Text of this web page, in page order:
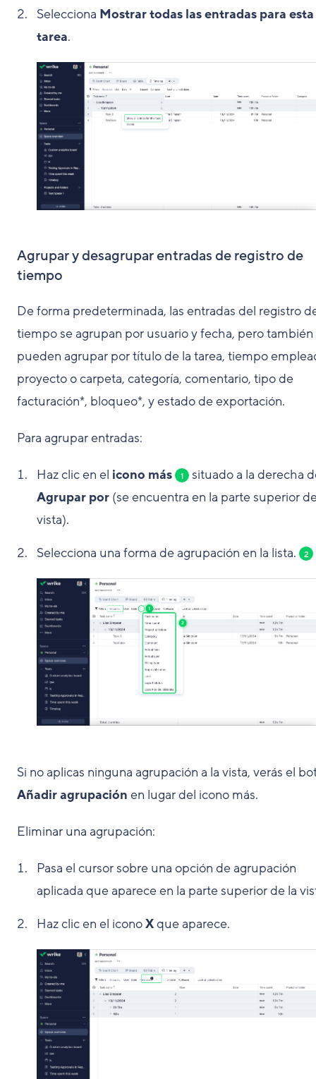
Selecciona Mostrar todas las entradas para esta
tarea.
Agrupar y desagrupar entradas de registro de
tiempo
De forma predeterminada, las entradas del registro
tiempo se agrupan por usuario y fecha, pero también
pueden agrupar por título de la tarea, tiempo
proyecto o carpeta, categoría, comentario, tipo de
facturación*, bloqueo*, y estado de exportación.
Para agrupar entradas:
Haz clic en el icono más 1
situado a la derecha
Agrupar por (se encuentra en la parte superior
vista).
Selecciona una forma de agrupación en la lista.
2
Si no aplicas ninguna agrupación a la vista, verás el
Añadir agrupación en lugar del icono más.
Eliminar una agrupación:
Pasa el cursor sobre una opción de agrupación
aplicada que aparece en la parte superior de la
Haz clic en el iconoXque aparece.